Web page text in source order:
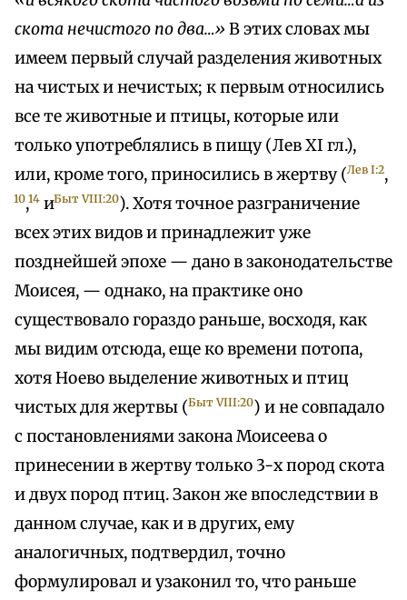
скота нечистого по два…» В этих словах мы
имеем первый случай разделения животных
на чистых и нечистых; к первым относились
все те животные и птицы, которые или
только употреблялись в пищу (Лев XI гл.),
или, кроме того, приносились в жертву (Лев I:2,
10,14 иБыт VIII:20). Хотя точное разграничение
всех этих видов и принадлежит уже
позднейшей эпохе — дано в законодательстве
Моисея, — однако, на практике оно
существовало гораздо раньше, восходя, как
мы видим отсюда, еще ко времени потопа,
хотя Ноево выделение животных и птиц
чистых для жертвы (Быт VIII:20) и не совпадало
с постановлениями закона Моисеева о
принесении в жертву только 3-х пород скота
и двух пород птиц. Закон же впоследствии в
данном случае, как и в других, ему
аналогичных, подтвердил, точно
формулировал и узаконил то, что раньше